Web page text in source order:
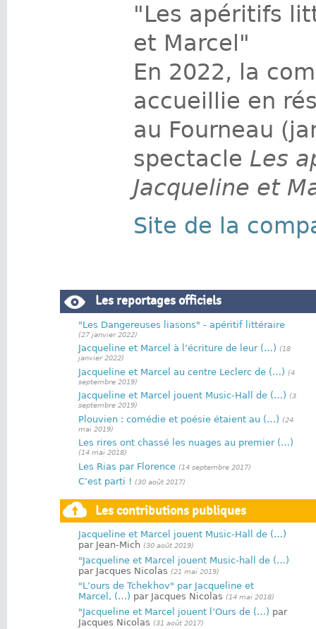
"Les apéritifs
et Marcel"
En 2022, la
accueillie en
au Fourneau
spectacle Les
Jacqueline et
Site de la
Les reportages officiels
"Les Dangereuses liasons" - apéritif littéraire
(27 janvier 2022)
Jacqueline et Marcel à l’écriture de leur (…) (18
janvier 2022)
Jacqueline et Marcel au centre Leclerc de (…) (4
septembre 2019)
Jacqueline et Marcel jouent Music-Hall de (…) (3
septembre 2019)
Plouvien : comédie et poésie étaient au (…) (24
mai 2019)
Les rires ont chassé les nuages au premier (…)
(14 mai 2018)
Les Rias par Florence (14 septembre 2017)
C’est parti ! (30 août 2017)
Les contributions publiques
Jacqueline et Marcel jouent Music-Hall de (…)
par Jean-Mich (30 août 2019)
"Jacqueline et Marcel jouent Music-hall de (…)
par Jacques Nicolas (21 mai 2019)
"L’ours de Tchekhov" par Jacqueline et
Marcel, (…) par Jacques Nicolas (14 mai 2018)
"Jacqueline et Marcel jouent l’Ours de (…) par
Jacques Nicolas (31 août 2017)